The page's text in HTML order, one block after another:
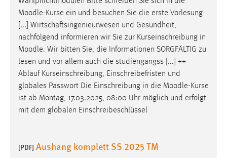
Moodle-Kurse ein und besuchen Sie die erste Vorlesung
[...] Wirtschaftsingenieurwesen und Gesundheit,
nachfolgend informieren wir Sie zur Kurseinschreibung in
Moodle. Wir bitten Sie, die Informationen SORGFÄLTIG zu
lesen und vor allem auch die studiengangss [...] ++
Ablauf Kurseinschreibung, Einschreibefristen und
globales Passwort Die Einschreibung in die Moodle-Kurse
ist ab Montag, 17.03.2025, 08:00 Uhr möglich und erfolgt
mit dem globalen Einschreibeschlüssel
[PDF] Aushang komplett SS 2025 TM